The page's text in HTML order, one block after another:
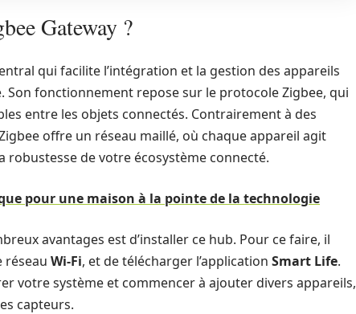
Gateway ?
qui facilite l’intégration et la gestion des appareils
Son fonctionnement repose sur le protocole Zigbee, qui
entre les objets connectés. Contrairement à des
offre un réseau maillé, où chaque appareil agit
de votre écosystème connecté.
pour une maison à la pointe de la technologie
avantages est d’installer ce hub. Pour ce faire, il
réseau Wi-Fi, et de télécharger l’application Smart Life.
votre système et commencer à ajouter divers appareils,
capteurs.